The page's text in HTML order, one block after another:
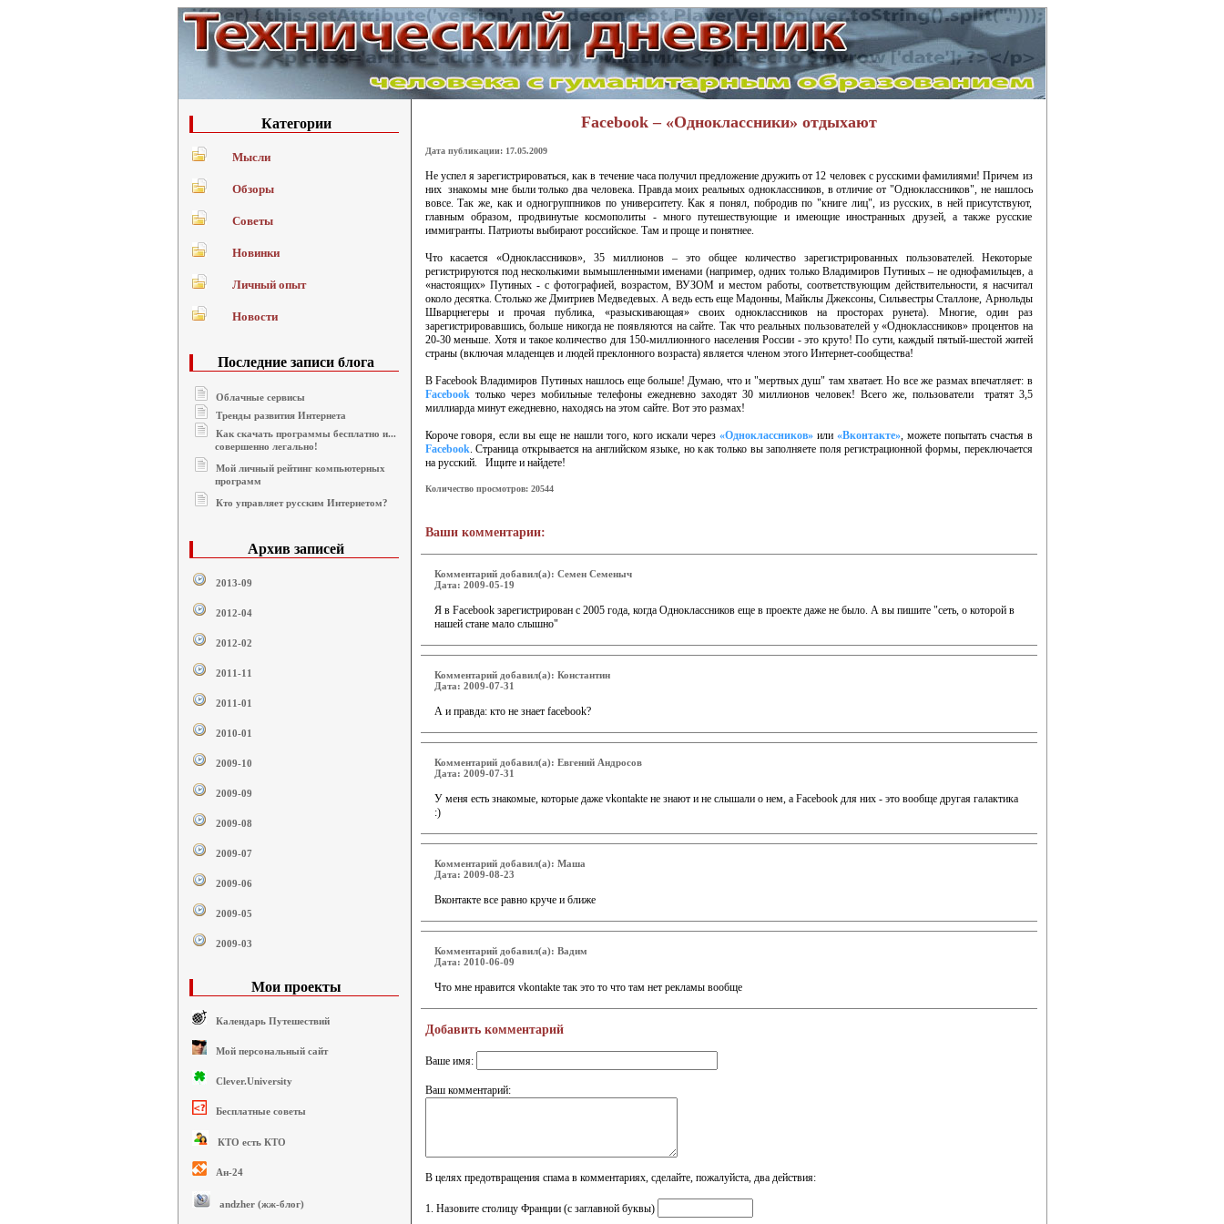
Категории
Мысли
Обзоры
Советы
Новинки
Личный опыт
Новости
Последние записи блога
Облачные сервисы
Тренды развития Интернета
Как скачать программы бесплатно и...
совершенно легально!
Мой личный рейтинг компьютерных
программ
Кто управляет русским Интернетом?
Архив записей
2013-09
2012-04
2012-02
2011-11
2011-01
2010-01
2009-10
2009-09
2009-08
2009-07
2009-06
2009-05
2009-03
Мои проекты
Календарь Путешествий
Мой персональный сайт
Clever.University
Бесплатные советы
КТО есть КТО
Ан-24
andzher (жж-блог)
Facebook – «Одноклассники» отдыхают
Дата публикации: 17.05.2009
Не успел я зарегистрироваться, как в течение часа получил предложение дружить от 12 человек с русскими фамилиями! Причем из
них знакомы мне были только два человека. Правда моих реальных одноклассников, в отличие от "Одноклассников", не нашлось
вовсе. Так же, как и одногруппников по университету. Как я понял, побродив по "книге лиц", из русских, в ней присутствуют,
главным образом, продвинутые космополиты - много путешествующие и имеющие иностранных друзей, а также русские
иммигранты. Патриоты выбирают российское. Там и проще и понятнее.
Что касается «Одноклассников», 35 миллионов – это общее количество зарегистрированных пользователей. Некоторые
регистрируются под несколькими вымышленными именами (например, одних только Владимиров Путиных – не однофамильцев, а
«настоящих» Путиных - с фотографией, возрастом, ВУЗОМ и местом работы, соответствующим действительности, я насчитал
около десятка. Столько же Дмитриев Медведевых. А ведь есть еще Мадонны, Майклы Джексоны, Сильвестры Сталлоне, Арнольды
Шварцнегеры и прочая публика, «разыскивающая» своих одноклассников на просторах рунета). Многие, один раз
зарегистрировавшись, больше никогда не появляются на сайте. Так что реальных пользователей у «Одноклассников» процентов на
20-30 меньше. Хотя и такое количество для 150-миллионного населения России - это круто! По сути, каждый пятый-шестой житей
страны (включая младенцев и людей преклонного возраста) является членом этого Интернет-сообщества!
В Facebook Владимиров Путиных нашлось еще больше! Думаю, что и "мертвых душ" там хватает. Но все же размах впечатляет: в
Facebookтолько через мобильные телефоны ежедневно заходят 30 миллионов человек! Всего же, пользователи тратят 3,5
миллиарда минут ежедневно, находясь на этом сайте. Вот это размах!
Короче говоря, если вы еще не нашли того, кого искали через «Одноклассников»или «Вконтакте», можете попытать счастья в
Facebook. Страница открывается на английском языке, но как только вы заполняете поля регистрационной формы, переключается
на русский. Ищите и найдете!
Количество просмотров: 20544
Ваши комментарии:
Комментарий добавил(а): Семен Семеныч
Дата: 2009-05-19
Я в Facebook зарегистрирован с 2005 года, когда Одноклассников еще в проекте даже не было. А вы пишите "сеть, о которой в
нашей стане мало слышно"
Комментарий добавил(а): Константин
Дата: 2009-07-31
А и правда: кто не знает facebook?
Комментарий добавил(а): Евгений Андросов
Дата: 2009-07-31
У меня есть знакомые, которые даже vkontakte не знают и не слышали о нем, а Facebook для них - это вообще другая галактика
:)
Комментарий добавил(а): Маша
Дата: 2009-08-23
Вконтакте все равно круче и ближе
Комментарий добавил(а): Вадим
Дата: 2010-06-09
Что мне нравится vkontakte так это то что там нет рекламы вообще
Добавить комментарий
Ваше имя:
Ваш комментарий:
В целях предотвращения спама в комментариях, сделайте, пожалуйста, два действия:
1. Назовите столицу Франции (с заглавной буквы)